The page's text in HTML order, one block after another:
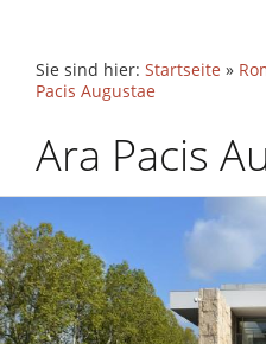
Sie sind hier: Startseite »
Pacis Augustae
Ara Pacis